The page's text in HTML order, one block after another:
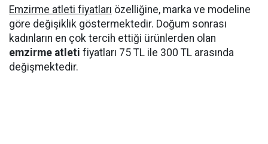
Emzirme atleti fiyatları özelliğine, marka ve modeline
göre değişiklik göstermektedir. Doğum sonrası
kadınların en çok tercih ettiği ürünlerden olan
emzirme atleti fiyatları 75 TL ile 300 TL arasında
değişmektedir.